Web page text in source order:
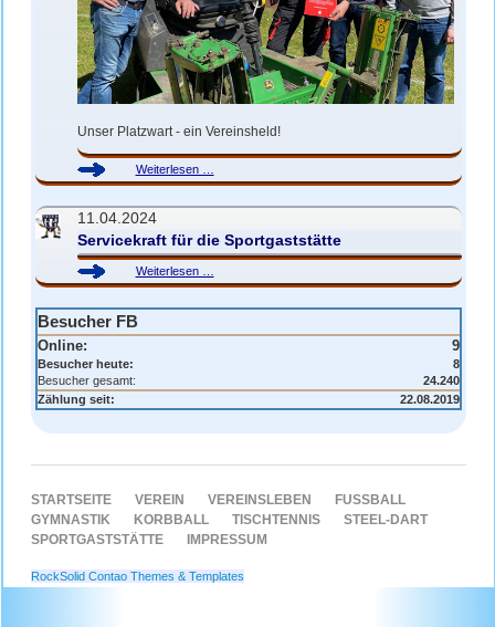
Unser Platzwart - ein Vereinsheld!
Weiterlesen …
K.
11.04.2024
Servicekraft für die Sportgaststätte
Weiterlesen …
für
Besucher FB
Online: 9
Besucher heute:
8
Besucher gesamt:
24.240
Zählung seit:
22.08.2019
NAVIGATION
ÜBERSPRINGEN
STARTSEITE VEREIN VEREINSLEBEN
FUSSBALL
GYMNASTIK
KORBBALL TISCHTENNIS
STEEL-DART
SPORTGASTSTÄTTE
IMPRESSUM
RockSolid Contao Themes & Templates